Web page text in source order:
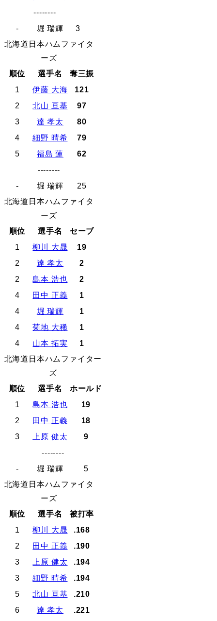
--------
-
堀 瑞輝
3
北海道日本ハムファイタ
ーズ
順位
選手名
奪三振
1
伊藤 大海
121
2
北山 亘基
97
3
達 孝太
80
4
細野 晴希
79
5
福島 蓮
62
--------
-
堀 瑞輝
25
北海道日本ハムファイタ
ーズ
順位
選手名
セーブ
1
柳川 大晟
19
2
達 孝太
2
2
島本 浩也
2
4
田中 正義
1
4
堀 瑞輝
1
4
菊地 大稀
1
4
山本 拓実
1
北海道日本ハムファイター
ズ
順位
選手名
ホールド
1
島本 浩也
19
2
田中 正義
18
3
上原 健太
9
--------
-
堀 瑞輝
5
北海道日本ハムファイタ
ーズ
順位
選手名
被打率
1
柳川 大晟
.168
2
田中 正義
.190
3
上原 健太
.194
3
細野 晴希
.194
5
北山 亘基
.210
6
達 孝太
.221